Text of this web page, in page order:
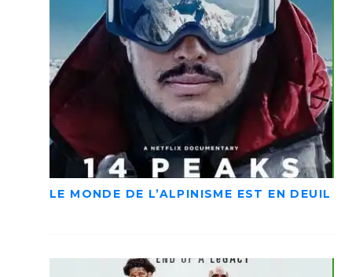
LE MONDE DE L’ALPINISME EST EN DEUIL